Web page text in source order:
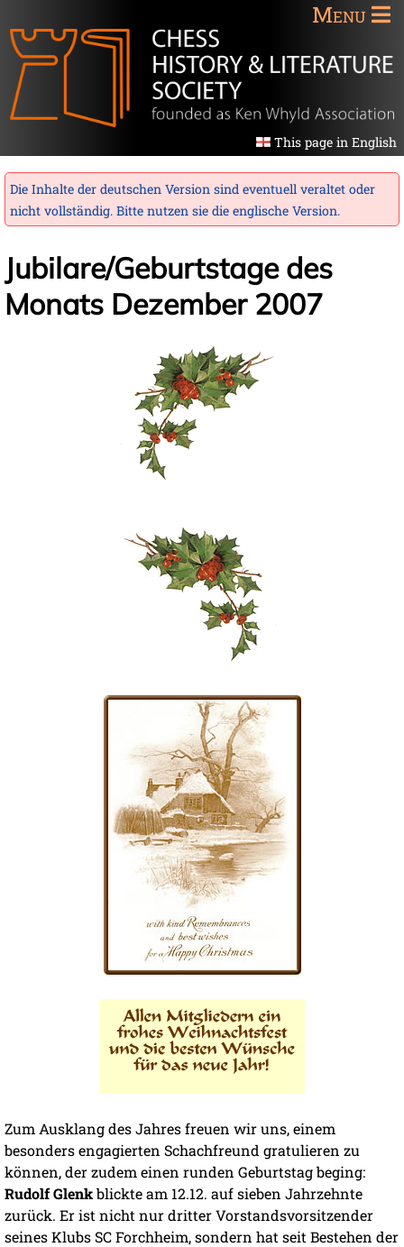
Menu
This page in English
Die Inhalte der deutschen Version sind eventuell veraltet oder
nicht vollständig. Bitte nutzen sie die englische Version.
Jubilare/Geburtstage des
Monats Dezember 2007
Zum Ausklang des Jahres freuen wir uns, einem
besonders engagierten Schachfreund gratulieren zu
können, der zudem einen runden Geburtstag beging:
Rudolf Glenkblickte am 12.12. auf sieben Jahrzehnte
zurück. Er ist nicht nur dritter Vorstandsvorsitzender
seines Klubs SC Forchheim, sondern hat seit Bestehen der